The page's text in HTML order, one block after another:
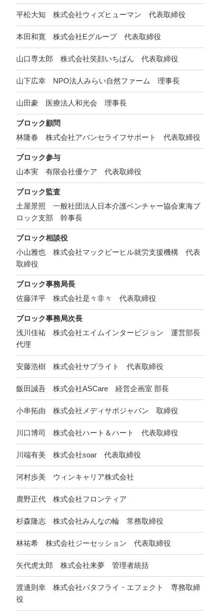
平松大知 株式会社ウィズヒューマン 代表取締役
本田和寛 株式会社Eグループ 代表取締役
山口専太郎 株式会社笑顔いちばん 代表取締役
山下広幸 NPO法人みらい自然ファーム 理事長
山田豪 医療法人和光会 理事長
ブロック顧問
林隆春 株式会社アバンセライフサポート 代表取締役
ブロック参与
山本実 有限会社優ケア 代表取締役
ブロック監査
土屋景照 一般社団法人日本介護ベンチャー協会東海ブ
ロック支部 幹事長
ブロック相談役
小山雅也 株式会社マックビーヒル就労支援機構 代表
取締役
ブロック事務局長
佐藤洋平 株式会社是々非々 代表取締役
ブロック事務局次長
浅川佳祐 株式会社エイムインタービジョン 運営部長
代理
安藤浩樹 株式会社サプライト 代表取締役
飯田誠吾 株式会社ASCare 経営企画室 部長
小串拓由 株式会社メディサポジャパン 取締役
川口博司 株式会社ハート＆ハート 代表取締役
川端有美 株式会社soar 代表取締役
河村歩美 ウィンキャリア株式会社
鹿野正代 株式会社フロンティア
杉森隆志 株式会社みんなの輪 常務取締役
林祐希 株式会社ジーセッション 代表取締役
矢代虎太郎 株式会社来夢 管理者統括
渡邊則幸 株式会社バタフライ・エフェクト 専務取締
役